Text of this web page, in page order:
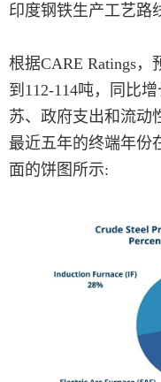
印度钢铁生产工艺路
根据CARE Ratings
到112-114吨，同比
苏、政府支出和流动
最近五年的终端年份
面的饼图所示: